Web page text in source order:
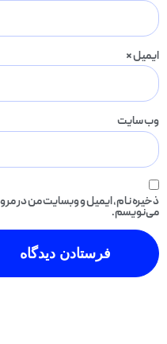
ایمیل*
وب‌ سایت
ذخیره نام، ایمیل و وبسایت من در
می‌نویسم.